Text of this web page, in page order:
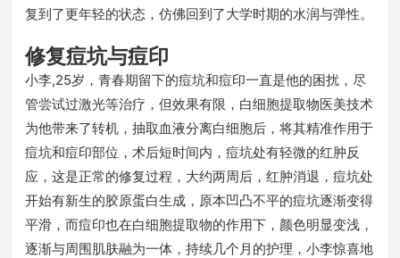
复到了更年轻的状态，仿佛回到了大学时期的水润与弹性。
修复痘坑与痘印
小李,25岁，青春期留下的痘坑和痘印一直是他的困扰，尽
管尝试过激光等治疗，但效果有限，白细胞提取物医美技术
为他带来了转机，抽取血液分离白细胞后，将其精准作用于
痘坑和痘印部位，术后短时间内，痘坑处有轻微的红肿反
应，这是正常的修复过程，大约两周后，红肿消退，痘坑处
开始有新生的胶原蛋白生成，原本凹凸不平的痘坑逐渐变得
平滑，而痘印也在白细胞提取物的作用下，颜色明显变浅，
逐渐与周围肌肤融为一体，持续几个月的护理，小李惊喜地